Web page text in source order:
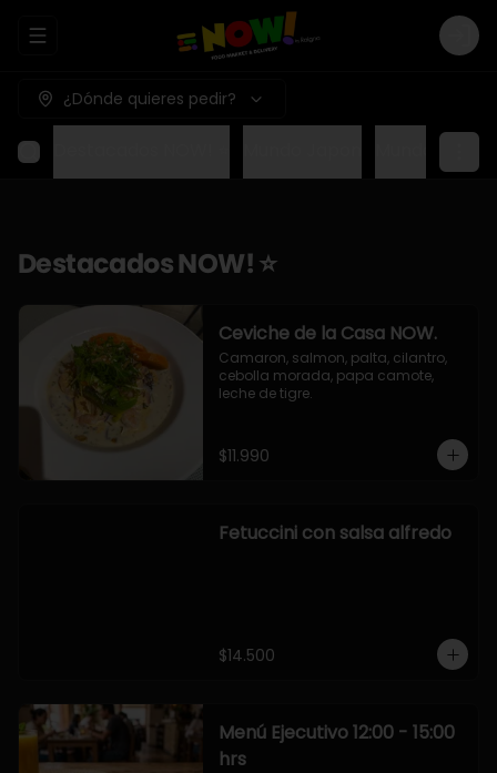
Abrir menu de navegación Login
¿Dónde quieres pedir?
Destacados NOW! ⭐
Ceviche de la Casa NOW.
Camaron, salmon, palta, cilantro,
cebolla morada, papa camote,
leche de tigre.
$11.990
Fetuccini con salsa alfredo
$14.500
Menú Ejecutivo 12:00 - 15:00
hrs